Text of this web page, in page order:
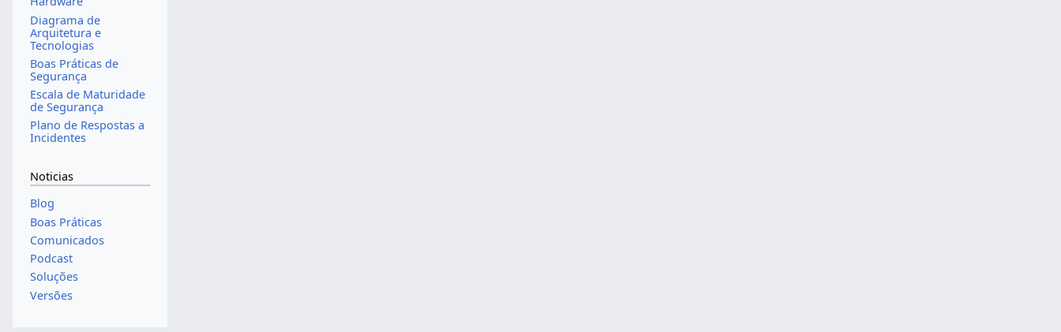
Diagrama de
Arquitetura e
Tecnologias
Boas Práticas de
Segurança
Escala de Maturidade
de Segurança
Plano de Respostas a
Incidentes
Noticias
Blog
Boas Práticas
Comunicados
Podcast
Soluções
Versões